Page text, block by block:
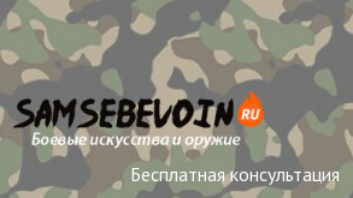
Бесплатная консультация